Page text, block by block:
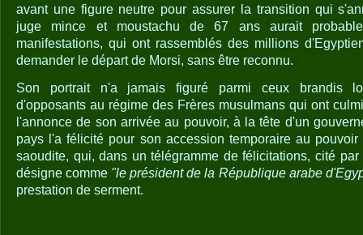
avant une figure neutre pour assurer la transition qui
juge mince et moustachu de 67 ans aurait
manifestations, qui ont rassemblés des millions
demander le départ de Morsi, sans être reconnu.
Son portrait n'a jamais figuré parmi ceux brandis
d'opposants au régime des Frères musulmans qui ont
l'annonce de son arrivée au pouvoir, à la tête d'un
pays l'a félicité pour son accession temporaire au
saoudite, qui, dans un télégramme de félicitations, cité
désigne comme "le président de la République arabe
prestation de serment.